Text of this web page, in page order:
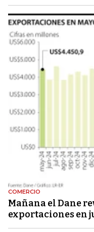
COMERCIO
Mañana el Dane
exportaciones en